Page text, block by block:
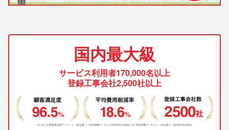
国内最大級
サービス利用者170,000名以上
登録工事会社2,500社以上